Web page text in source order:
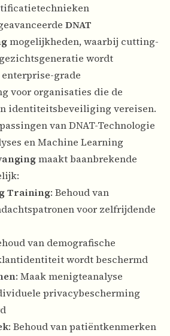
DNAT
mogelijkheden, waarbij cutting-
wordt
grade
voor organisaties die de
identiteitsbeveiliging vereisen.
van DNAT-Technologie
en Machine Learning
maakt baanbrekende
Training: Behoud van
voor zelfrijdende
van demografische
wordt beschermd
: Maak menigteanalyse
privacybescherming
: Behoud van patiëntkenmerken